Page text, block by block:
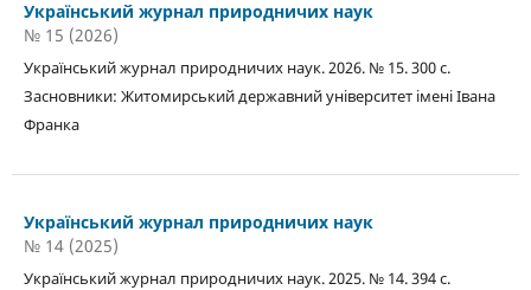
Український журнал природничих наук
№ 15 (2026)
Український журнал природничих наук. 2026. № 15. 300 с.
Засновники: Житомирський державний університет імені Івана
Франка
Український журнал природничих наук
№ 14 (2025)
Український журнал природничих наук. 2025. № 14. 394 с.